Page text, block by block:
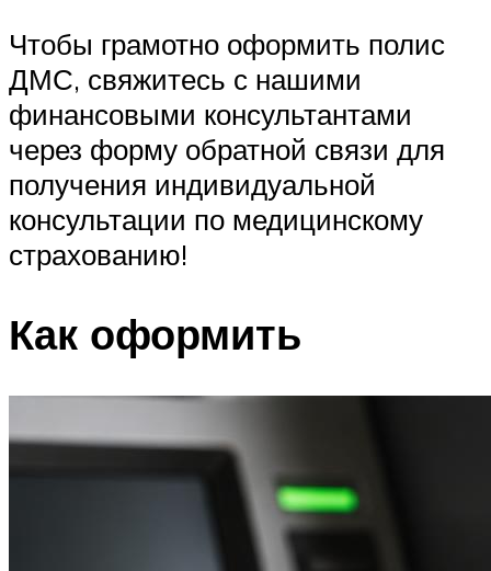
Чтобы грамотно оформить полис
ДМС, свяжитесь с нашими
финансовыми консультантами
через форму обратной связи для
получения индивидуальной
консультации по медицинскому
страхованию!
Как оформить